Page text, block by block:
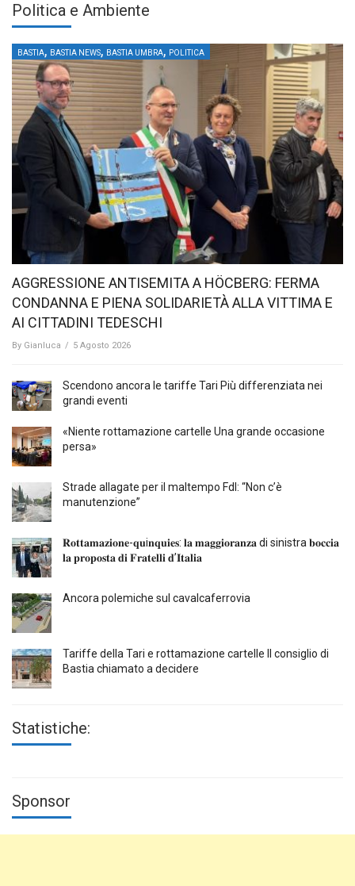
Politica e Ambiente
BASTIA, BASTIA NEWS, BASTIA UMBRA, POLITICA
AGGRESSIONE ANTISEMITA A HÖCBERG: FERMA
CONDANNA E PIENA SOLIDARIETÀ ALLA VITTIMA E
AI CITTADINI TEDESCHI
By Gianluca / 5 Agosto 2026
Scendono ancora le tariffe Tari Più differenziata nei
grandi eventi
«Niente rottamazione cartelle Una grande occasione
persa»
Strade allagate per il maltempo FdI: “Non c’è
manutenzione”
𝐑𝐨𝐭𝐭𝐚𝐦𝐚𝐳𝐢𝐨𝐧𝐞-𝐪𝐮i𝐧𝐪𝐮𝐢𝐞𝐬: 𝐥𝐚 𝐦𝐚𝐠𝐠𝐢𝐨𝐫𝐚𝐧𝐳𝐚 di sinistra 𝐛𝐨𝐜𝐜𝐢𝐚
𝐥𝐚 𝐩𝐫𝐨𝐩𝐨𝐬𝐭𝐚 𝐝𝐢 𝐅𝐫𝐚𝐭𝐞𝐥𝐥𝐢 𝐝’𝐈𝐭𝐚𝐥𝐢𝐚
Ancora polemiche sul cavalcaferrovia
Tariffe della Tari e rottamazione cartelle Il consiglio di
Bastia chiamato a decidere
Statistiche:
Sponsor